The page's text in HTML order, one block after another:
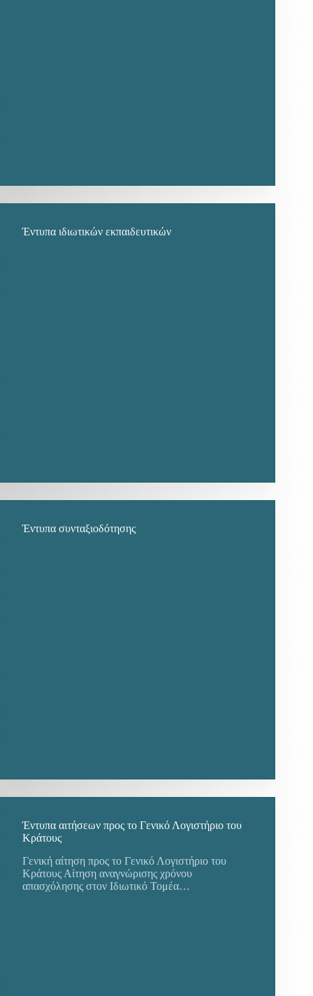
Έντυπα ιδιωτικών εκπαιδευτικών
Έντυπα συνταξιοδότησης
Έντυπα αιτήσεων προς το Γενικό Λογιστήριο του
Κράτους
Γενική αίτηση προς το Γενικό Λογιστήριο του
Κράτους Αίτηση αναγνώρισης χρόνου
απασχόλησης στον Ιδιωτικό Τομέα…